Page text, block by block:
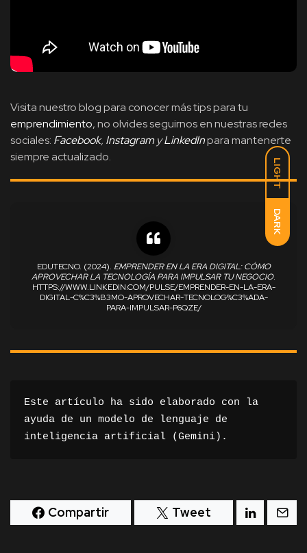
LIGHT
DARK
Visita nuestro blog para conocer más tips para tu
emprendimiento, no olvides seguirnos en nuestras redes
sociales: Facebook, Instagram yLinkedInpara mantenerte
siempre actualizado.
EDUTECNO. (2024). EMPRENDER EN LA ERA DIGITAL: CÓMO
APROVECHAR LA TECNOLOGÍA PARA IMPULSAR TU NEGOCIO.
HTTPS://WWW.LINKEDIN.COM/PULSE/EMPRENDER-EN-LA-ERA-
DIGITAL-C%C3%B3MO-APROVECHAR-TECNOLOG%C3%ADA-
PARA-IMPULSAR-P6QZE/
Este artículo ha sido elaborado con la
ayuda de un modelo de lenguaje de
inteligencia artificial (Gemini).
Compartir Tweet